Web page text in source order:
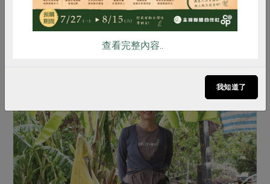
查看完整內容..
我知道了